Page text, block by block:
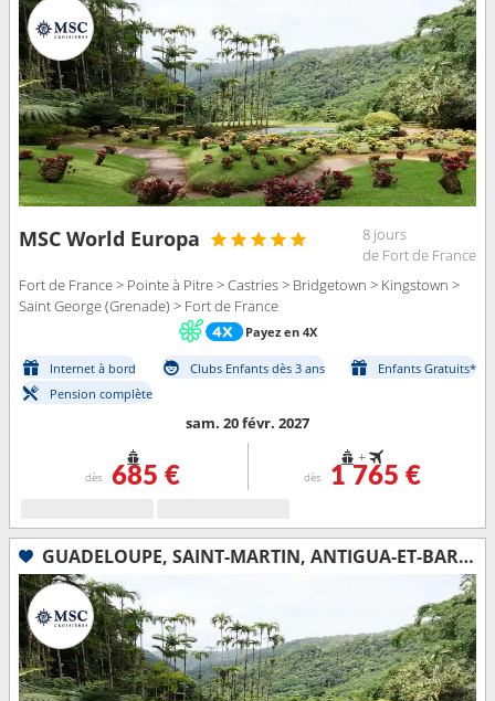
MSC World Europa
8 jours
de Fort de France
Fort de France > Pointe à Pitre > Castries > Bridgetown > Kingstown >
Saint George (Grenade) > Fort de France
Payez en 4X
Internet à bord Clubs Enfants dès 3 ans
Enfants Gratuits*
Pension complète
sam. 20 févr. 2027
dès 685 €
+
dès 1 765 €
GUADELOUPE, SAINT-MARTIN, ANTIGUA-ET-BARBUDA, SAINT-CHRISTOPHE-ET-NIÉVÈS, DOMINIQUE, MARTINIQUE